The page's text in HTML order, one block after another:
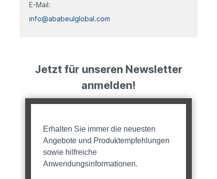
E-Mail:
info@ababeulglobal.com
Jetzt für unseren Newsletter
anmelden!
Erhalten Sie immer die neuesten
Angebote und Produktempfehlungen
sowie hilfreiche
Anwendungsinformationen.